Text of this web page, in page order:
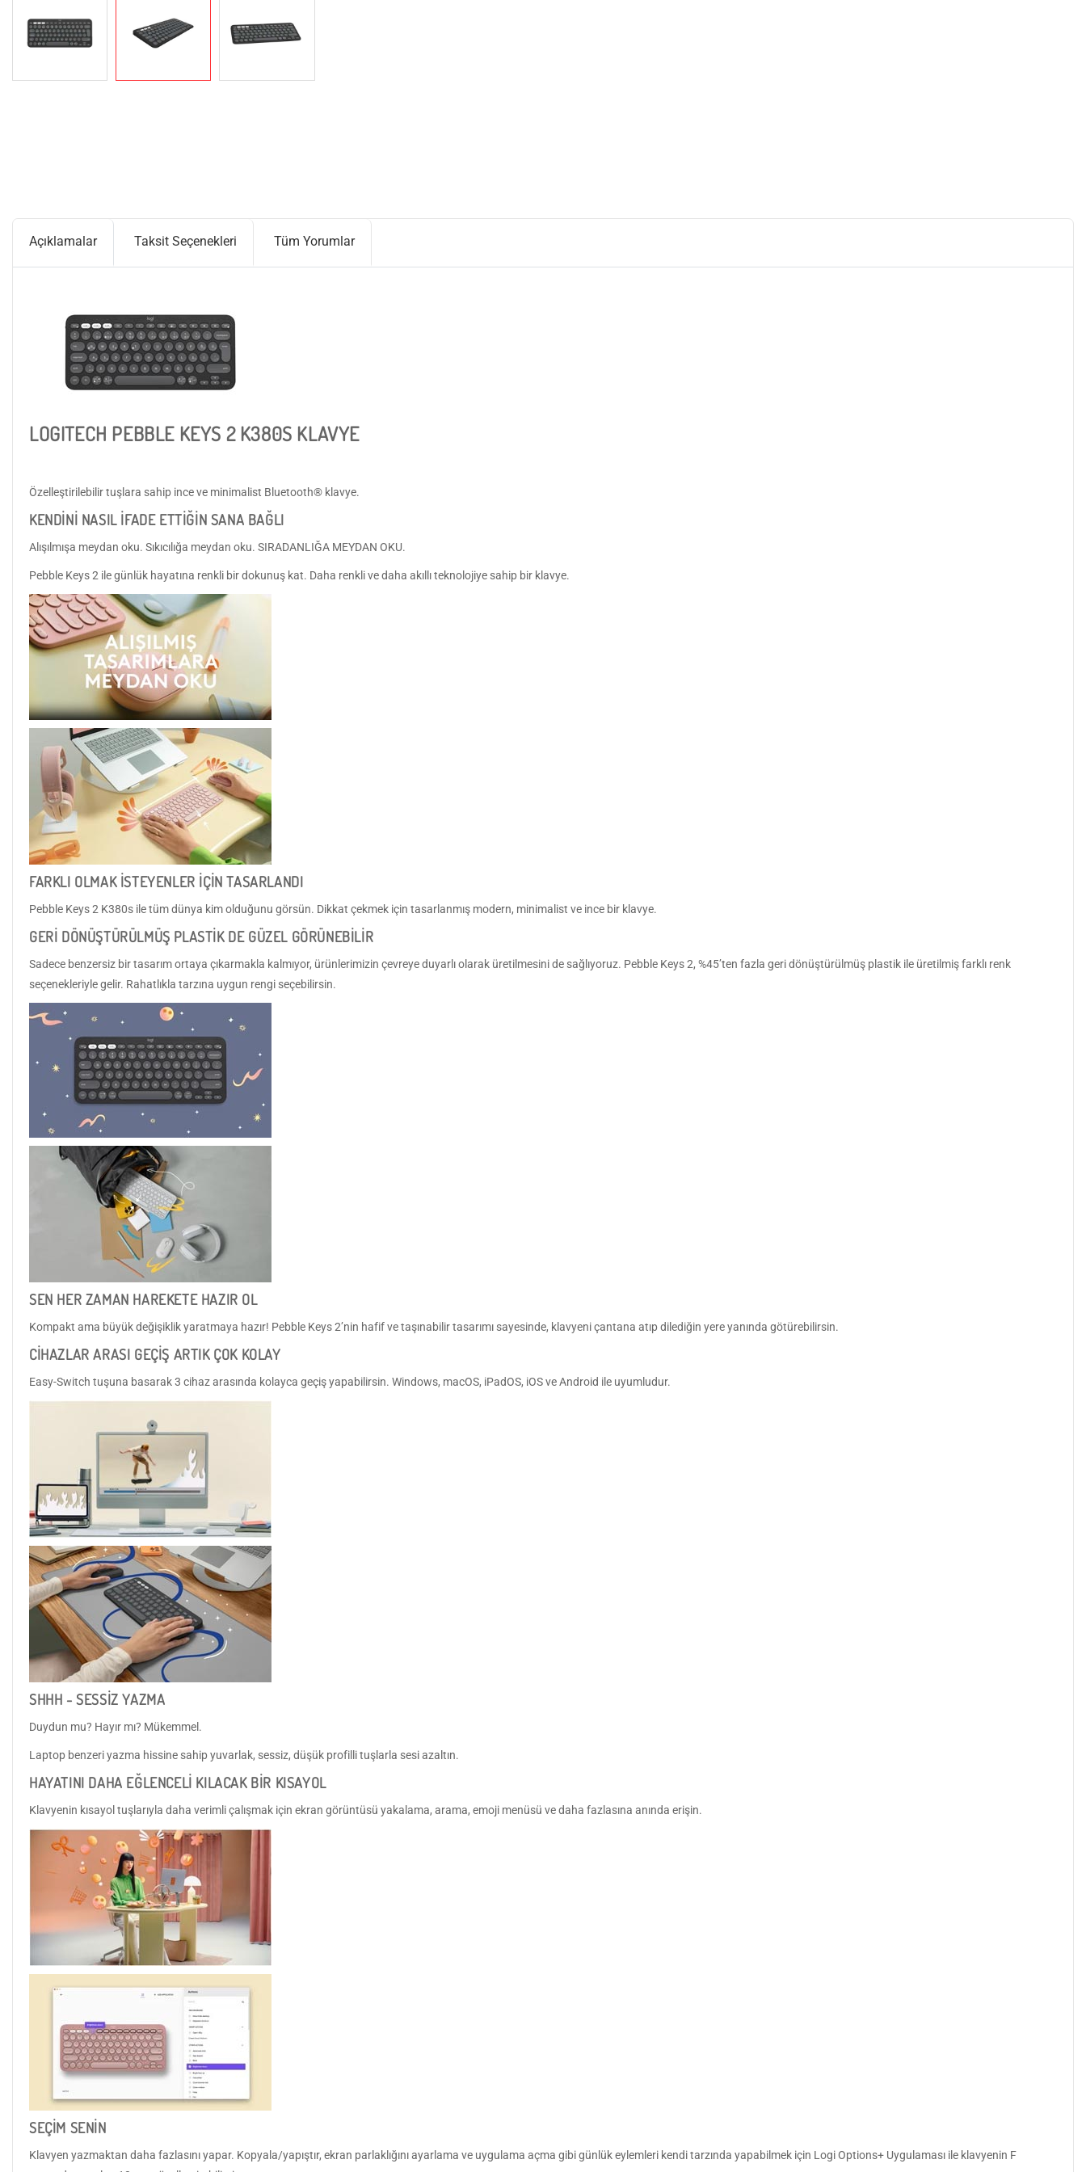
Açıklamalar Taksit Seçenekleri Tüm Yorumlar
LOGITECH PEBBLE KEYS 2 K380S KLAVYE
Özelleştirilebilir tuşlara sahip ince ve minimalist Bluetooth® klavye.
KENDİNİ NASIL İFADE ETTİĞİN SANA BAĞLI
Alışılmışa meydan oku. Sıkıcılığa meydan oku. SIRADANLIĞA MEYDAN OKU.
Pebble Keys 2 ile günlük hayatına renkli bir dokunuş kat. Daha renkli ve daha akıllı teknolojiye sahip bir klavye.
FARKLI OLMAK İSTEYENLER İÇİN TASARLANDI
Pebble Keys 2 K380s ile tüm dünya kim olduğunu görsün. Dikkat çekmek için tasarlanmış modern, minimalist ve ince bir klavye.
GERİ DÖNÜŞTÜRÜLMÜŞ PLASTİK DE GÜZEL GÖRÜNEBİLİR
Sadece benzersiz bir tasarım ortaya çıkarmakla kalmıyor, ürünlerimizin çevreye duyarlı olarak üretilmesini de sağlıyoruz. Pebble Keys 2, %45’ten fazla geri dönüştürülmüş plastik ile üretilmiş farklı renk
seçenekleriyle gelir. Rahatlıkla tarzına uygun rengi seçebilirsin.
SEN HER ZAMAN HAREKETE HAZIR OL
Kompakt ama büyük değişiklik yaratmaya hazır! Pebble Keys 2’nin hafif ve taşınabilir tasarımı sayesinde, klavyeni çantana atıp dilediğin yere yanında götürebilirsin.
CİHAZLAR ARASI GEÇİŞ ARTIK ÇOK KOLAY
Easy-Switch tuşuna basarak 3 cihaz arasında kolayca geçiş yapabilirsin. Windows, macOS, iPadOS, iOS ve Android ile uyumludur.
SHHH - SESSİZ YAZMA
Duydun mu? Hayır mı? Mükemmel.
Laptop benzeri yazma hissine sahip yuvarlak, sessiz, düşük profilli tuşlarla sesi azaltın.
HAYATINI DAHA EĞLENCELİ KILACAK BİR KISAYOL
Klavyenin kısayol tuşlarıyla daha verimli çalışmak için ekran görüntüsü yakalama, arama, emoji menüsü ve daha fazlasına anında erişin.
SEÇİM SENİN
Klavyen yazmaktan daha fazlasını yapar. Kopyala/yapıştır, ekran parlaklığını ayarlama ve uygulama açma gibi günlük eylemleri kendi tarzında yapabilmek için Logi Options+ Uygulaması ile klavyenin F